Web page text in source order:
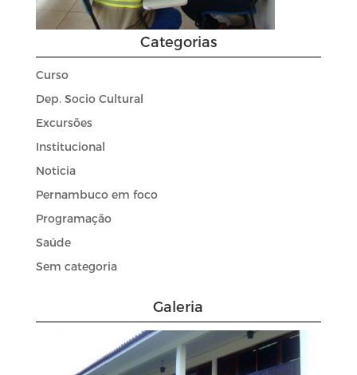
Categorias
Curso
Dep. Socio Cultural
Excursões
Institucional
Noticia
Pernambuco em foco
Programação
Saúde
Sem categoria
Galeria